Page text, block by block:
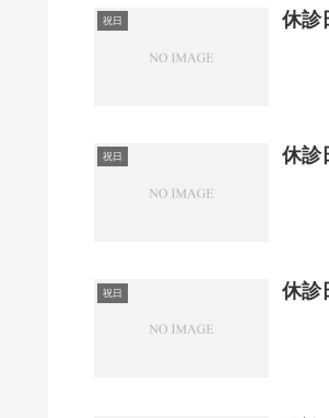
祝日 休診
祝日 休診
祝日 休診